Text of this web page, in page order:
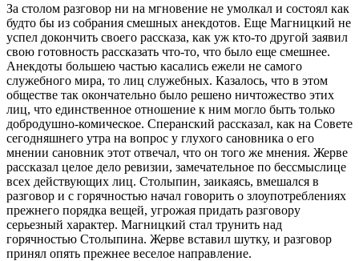
За столом разговор ни на мгновение не умолкал и состоял как
будто бы из собрания смешных анекдотов. Еще Магницкий не
успел докончить своего рассказа, как уж кто-то другой заявил
свою готовность рассказать что-то, что было еще смешнее.
Анекдоты большею частью касались ежели не самого
служебного мира, то лиц служебных. Казалось, что в этом
обществе так окончательно было решено ничтожество этих
лиц, что единственное отношение к ним могло быть только
добродушно-комическое. Сперанский рассказал, как на Совете
сегодняшнего утра на вопрос у глухого сановника о его
мнении сановник этот отвечал, что он того же мнения. Жерве
рассказал целое дело ревизии, замечательное по бессмыслице
всех действующих лиц. Столыпин, заикаясь, вмешался в
разговор и с горячностью начал говорить о злоупотреблениях
прежнего порядка вещей, угрожая придать разговору
серьезный характер. Магницкий стал трунить над
горячностью Столыпина. Жерве вставил шутку, и разговор
принял опять прежнее веселое направление.